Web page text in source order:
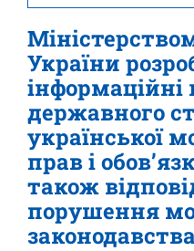
України
державного
української
прав і
також
порушення
законодавства